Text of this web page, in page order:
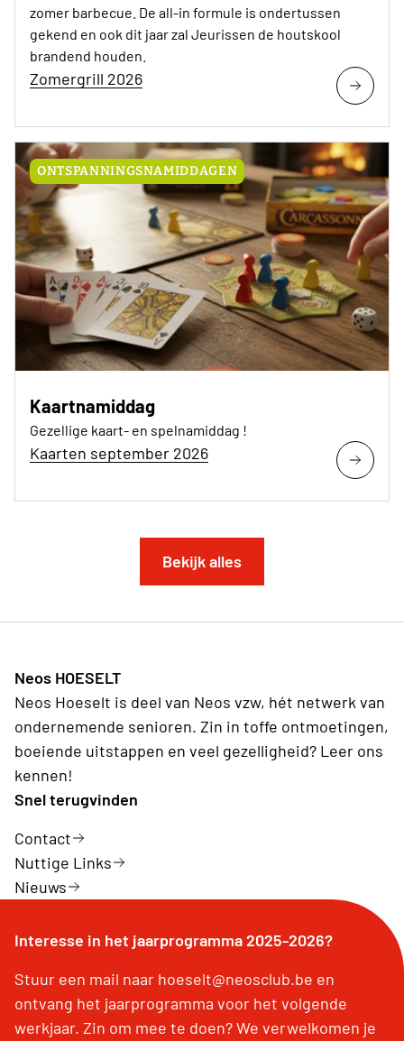
zomer barbecue. De all-in formule is ondertussen
gekend en ook dit jaar zal Jeurissen de houtskool
brandend houden.
Zomergrill 2026
ONTSPANNINGSNAMIDDAGEN
Kaartnamiddag
Gezellige kaart- en spelnamiddag !
Kaarten september 2026
Bekijk alles
Neos HOESELT
Neos Hoeselt is deel van Neos vzw, hét netwerk van
ondernemende senioren. Zin in toffe ontmoetingen,
boeiende uitstappen en veel gezelligheid? Leer ons
kennen!
Snel terugvinden
Contact
Nuttige Links
Nieuws
Interesse in het jaarprogramma 2025-2026?
Stuur een mail naar hoeselt@neosclub.be en
ontvang het jaarprogramma voor het volgende
werkjaar. Zin om mee te doen? We verwelkomen je